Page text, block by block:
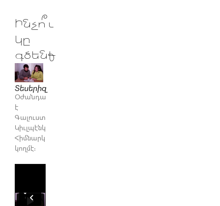
Ինչո՞ւ
կը
գծենք
Տեսերիզ
Օժանդակուած
է
Գալուստ
Կիւլպէնկեան
Հիմնարկութեան
կողմէ։